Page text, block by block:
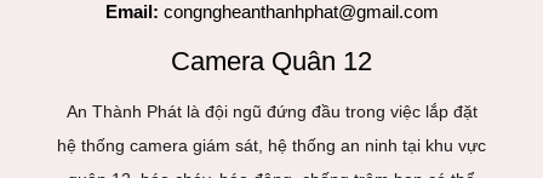
Email: congngheanthanhphat@gmail.com
Camera Quân 12
An Thành Phát là đội ngũ đứng đầu trong việc lắp đặt
hệ thống camera giám sát, hệ thống an ninh tại khu vực